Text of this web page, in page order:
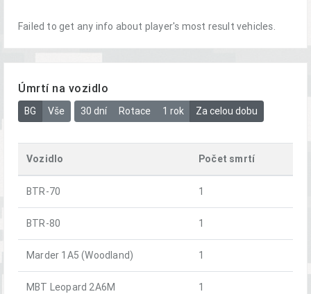
Failed to get any info about player's most result vehicles.
Úmrtí na vozidlo
BG Vše 30 dní Rotace 1 rok Za celou dobu
Vozidlo Počet smrtí
BTR-70 1
BTR-80 1
Marder 1A5 (Woodland) 1
MBT Leopard 2A6M 1